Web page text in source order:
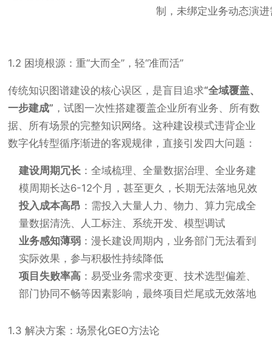
制，未绑定业务动态演
1.2 困境根源：重“大而全”，轻“准而活”
传统知识图谱建设的核心误区，是盲目追求“全域覆盖、
一步建成” ，试图一次性搭建覆盖企业所有业务、所有数
据、所有场景的完整知识网络。这种建设模式违背企业
数字化转型循序渐进的客观规律，直接引发四大问题：
建设周期冗长 ：全域梳理、全量数据治理、全业务建
模周期长达6-12个月，甚至更久，长期无法落地见效
投入成本高昂 ：需投入大量人力、物力、算力完成全
量数据清洗、人工标注、系统开发、模型调试
业务感知薄弱 ：漫长建设周期内，业务部门无法看到
实际效果，参与积极性持续降低
项目失败率高 ：易受业务需求变更、技术选型偏差、
部门协同不畅等因素影响，最终项目烂尾或无效落地
1.3 解决方案：场景化GEO方法论